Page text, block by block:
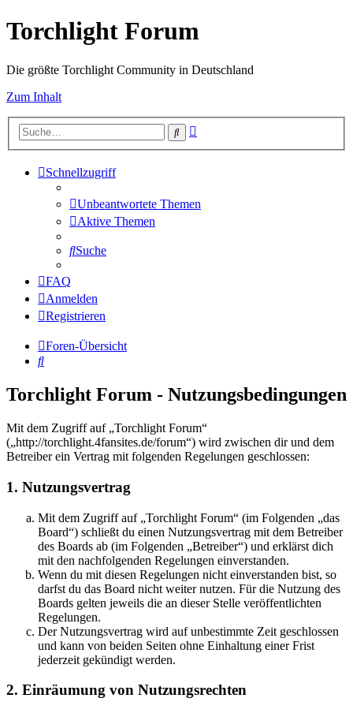
Torchlight Forum
Die größte Torchlight Community in Deutschland
Zum Inhalt
Suche
Schnellzugriff
Unbeantwortete Themen
Aktive Themen
Suche
FAQ
Anmelden
Registrieren
Foren-Übersicht
Suche
Torchlight Forum - Nutzungsbedingungen
Mit dem Zugriff auf „Torchlight Forum“
(„http://torchlight.4fansites.de/forum“) wird zwischen dir und dem
Betreiber ein Vertrag mit folgenden Regelungen geschlossen:
1. Nutzungsvertrag
Mit dem Zugriff auf „Torchlight Forum“ (im Folgenden „das
Board“) schließt du einen Nutzungsvertrag mit dem Betreiber
des Boards ab (im Folgenden „Betreiber“) und erklärst dich
mit den nachfolgenden Regelungen einverstanden.
Wenn du mit diesen Regelungen nicht einverstanden bist, so
darfst du das Board nicht weiter nutzen. Für die Nutzung des
Boards gelten jeweils die an dieser Stelle veröffentlichten
Regelungen.
Der Nutzungsvertrag wird auf unbestimmte Zeit geschlossen
und kann von beiden Seiten ohne Einhaltung einer Frist
jederzeit gekündigt werden.
2. Einräumung von Nutzungsrechten